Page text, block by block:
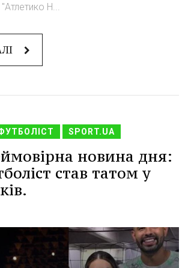
Н...
SPORT.UA
новина дня:
став татом у